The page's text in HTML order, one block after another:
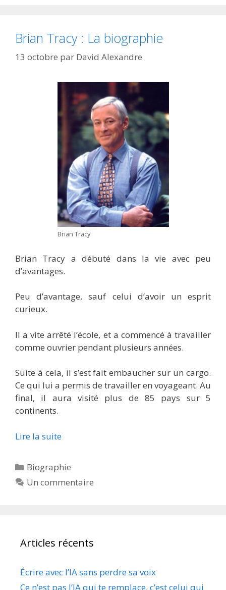
Brian Tracy : La biographie
13 octobre par David Alexandre
Brian Tracy
Brian Tracy a débuté dans la vie avec peu
d’avantages.
Peu d’avantage, sauf celui d’avoir un esprit
curieux.
Il a vite arrêté l’école, et a commencé à travailler
comme ouvrier pendant plusieurs années.
Suite à cela, il s’est fait embaucher sur un cargo.
Ce qui lui a permis de travailler en voyageant. Au
final, il aura visité plus de 85 pays sur 5
continents.
Lire la suite
Catégories
Biographie
Un commentaire
Articles récents
Écrire avec l’IA sans perdre sa voix
Ce n’est pas l’IA qui te remplace, c’est celui qui